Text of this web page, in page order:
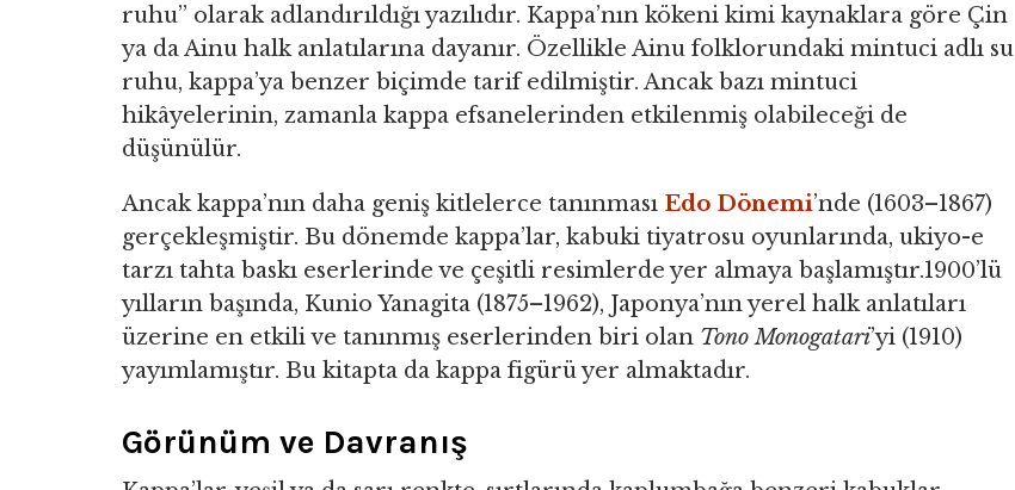
ruhu” olarak adlandırıldığı yazılıdır. Kappa’nın kökeni kimi kaynaklara göre Çin
ya da Ainu halk anlatılarına dayanır. Özellikle Ainu folklorundaki mintuci adlı su
ruhu, kappa’ya benzer biçimde tarif edilmiştir. Ancak bazı mintuci
hikâyelerinin, zamanla kappa efsanelerinden etkilenmiş olabileceği de
düşünülür.
Ancak kappa’nın daha geniş kitlelerce tanınması Edo Dönemi’nde (1603–1867)
gerçekleşmiştir. Bu dönemde kappa’lar, kabuki tiyatrosu oyunlarında, ukiyo-e
tarzı tahta baskı eserlerinde ve çeşitli resimlerde yer almaya başlamıştır.1900’lü
yılların başında, Kunio Yanagita (1875–1962), Japonya’nın yerel halk anlatıları
üzerine en etkili ve tanınmış eserlerinden biri olan Tono Monogatari’yi (1910)
yayımlamıştır. Bu kitapta da kappa figürü yer almaktadır.
Görünüm ve Davranış